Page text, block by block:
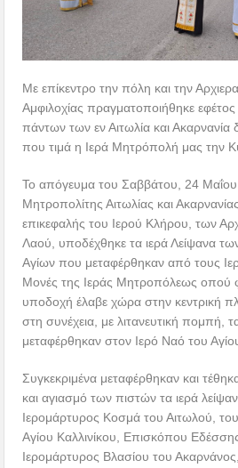
Με επίκεντρο την πόλη και την
Αμφιλοχίας πραγματοποιήθηκε
πάντων των εν Αιτωλία και Ακαρνανία
που τιμά η Ιερά Μητρόπολή μας την
Το απόγευμα του Σαββάτου, 24
Μητροπολίτης Αιτωλίας και
επικεφαλής του Ιερού Κλήρου, των
Λαού, υποδέχθηκε τα ιερά Λείψανα
Αγίων που μεταφέρθηκαν από τους
Μονές της Ιεράς Μητροπόλεως οπού
υποδοχή έλαβε χώρα στην κεντρική
στη συνέχεια, με λιτανευτική πομπή,
μεταφέρθηκαν στον Ιερό Ναό του
Συγκεκριμένα μεταφέρθηκαν και
και αγιασμό των πιστών τα ιερά
Ιερομάρτυρος Κοσμά του Αιτωλού,
Αγίου Καλλινίκου, Επισκόπου
Ιερομάρτυρος Βλασίου του